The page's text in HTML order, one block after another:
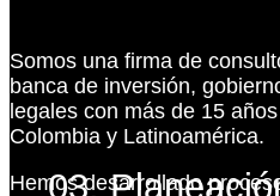
03.
Somos una firma de
banca de inversión,
legales con más de 15
Colombia y Latinoamérica.
Hemos desarrollado